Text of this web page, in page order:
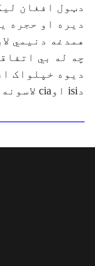
دټول افغان
ديره او حجره
همدغه دنيمي
چه له بي
ديوه خپلواک
دisi اوcia لاسونه زما دملت په وينو سره دي